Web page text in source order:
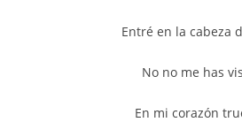
Entré en la cabeza
No no me has
En mi corazón